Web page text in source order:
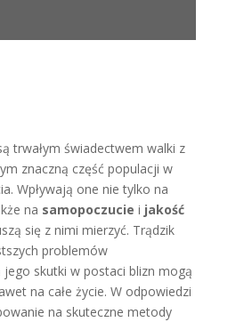
trwałym świadectwem walki z
znaczną część populacji w
Wpływają one nie tylko na
na samopoczucie i jakość
się z nimi mierzyć. Trądzik
problemów
skutki w postaci blizn mogą
na całe życie. W odpowiedzi
na skuteczne metody